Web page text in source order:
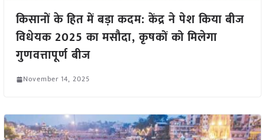
किसानों के हित में बड़ा कदम: केंद्र ने पेश किया बीज
विधेयक 2025 का मसौदा, कृषकों को मिलेगा
गुणवत्तापूर्ण बीज
November 14, 2025